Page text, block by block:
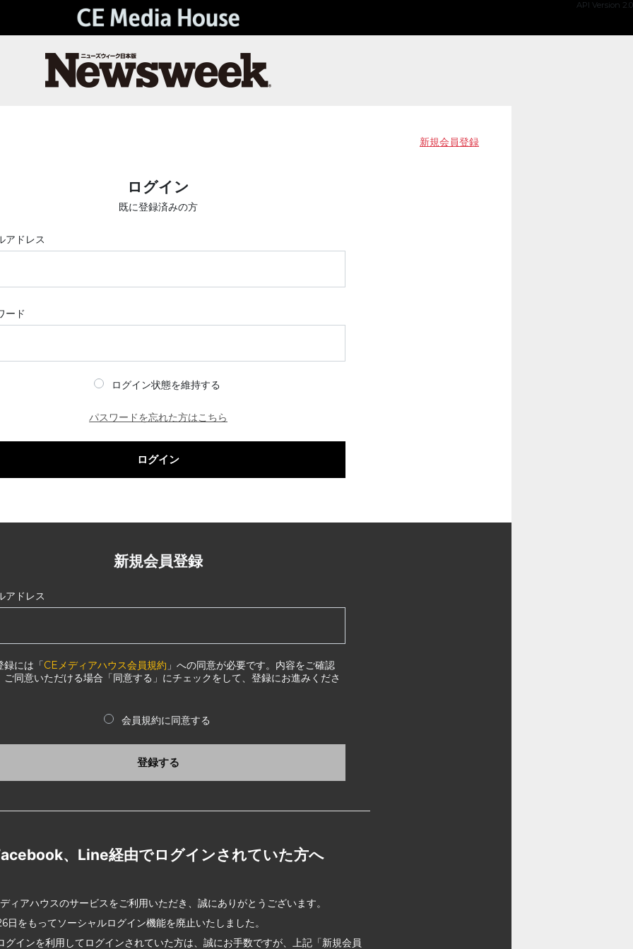
API Version 2.0
新規会員登録
ログイン
既に登録済みの方
アドレス
ード
ログイン状態を維持する
パスワードを忘れた方はこちら
ログイン
新規会員登録
アドレス
録には「CEメディアハウス会員規約 」への同意が必要です。内容をご確認
ご同意いただける場合「同意する」にチェックをして、登録にお進みくださ
会員規約に同意する
登録する
、Line経由でログインされていた方へ
ィアハウスのサービスをご利用いただき、誠にありがとうございます。
日をもってソーシャルログイン機能を廃止いたしました。
グインを利用してログインされていた方は、誠にお手数ですが、上記「新規会員